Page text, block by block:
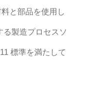
と部品を使用し
る製造プロセスソ
標準を満たして